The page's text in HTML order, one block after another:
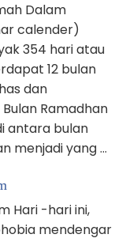
Dalam
calender)
354 hari atau
12 bulan
dan
Ramadhan
antara bulan
menjadi yang …
Hari -hari ini,
mendengar